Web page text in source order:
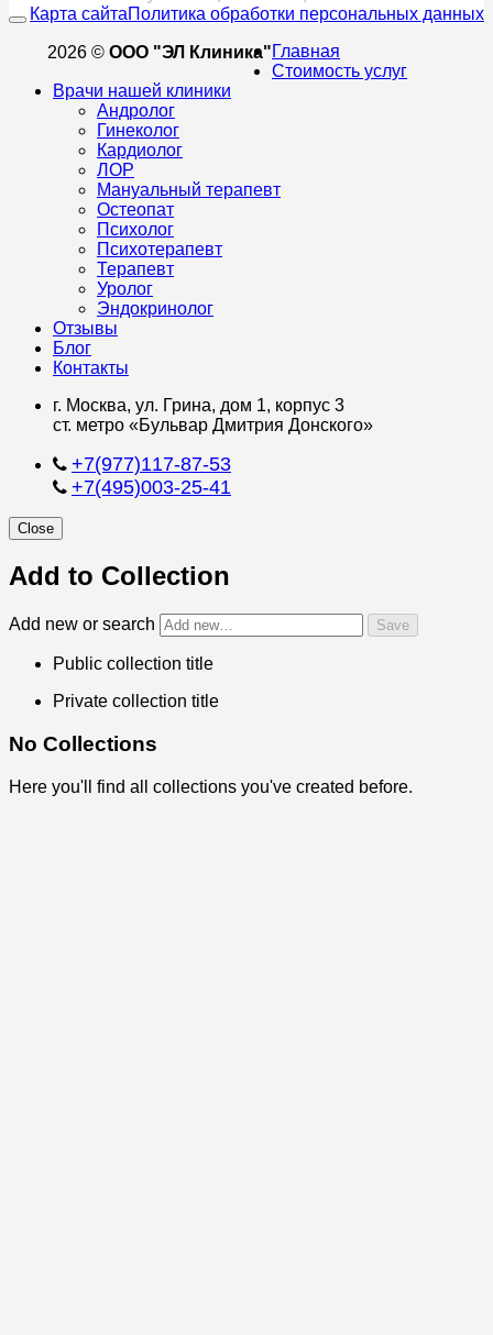
Карта сайтаПолитика обработки персональных данных
2026 © ООО "ЭЛ Клиника"Главная
Стоимость услуг
Врачи нашей клиники
Андролог
Гинеколог
Кардиолог
ЛОР
Мануальный терапевт
Остеопат
Психолог
Психотерапевт
Терапевт
Уролог
Эндокринолог
Отзывы
Блог
Контакты
г. Москва, ул. Грина, дом 1, корпус 3
ст. метро «Бульвар Дмитрия Донского»
+7(977)117-87-53
+7(495)003-25-41
Close
Add to Collection
Add new or search
Public collection title
Private collection title
No Collections
Here you'll find all collections you've created before.